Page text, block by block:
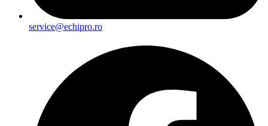
service@echipro.ro